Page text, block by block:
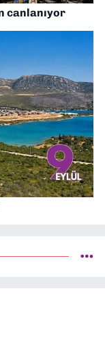
canlanıyor